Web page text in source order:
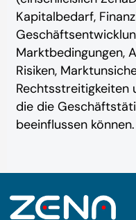
Kapitalbedarf,
Marktbedingungen,
Risiken,
Rechtsstreitigkeiten
die die
beeinflussen können.